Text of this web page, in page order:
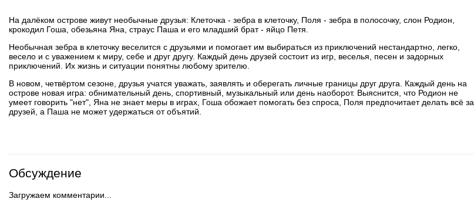
На далёком острове живут необычные друзья: Клеточка - зебра в клеточку, Поля - зебра в полосочку, слон Родион,
крокодил Гоша, обезьяна Яна, страус Паша и его младший брат - яйцо Петя.
Необычная зебра в клеточку веселится с друзьями и помогает им выбираться из приключений нестандартно, легко,
весело и с уважением к миру, себе и друг другу. Каждый день друзей состоит из игр, веселья, песен и задорных
приключений. Их жизнь и ситуации понятны любому зрителю.
В новом, четвёртом сезоне, друзья учатся уважать, заявлять и оберегать личные границы друг друга. Каждый день на
острове новая игра: обнимательный день, спортивный, музыкальный или день наоборот. Выяснится, что Родион не
умеет говорить "нет", Яна не знает меры в играх, Гоша обожает помогать без спроса, Поля предпочитает делать всё за
друзей, а Паша не может удержаться от объятий.
Обсуждение
Загружаем комментарии...